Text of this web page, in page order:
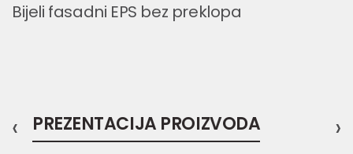
Bijeli fasadni EPS bez preklopa
PREZENTACIJA PROIZVODA
‹ ›